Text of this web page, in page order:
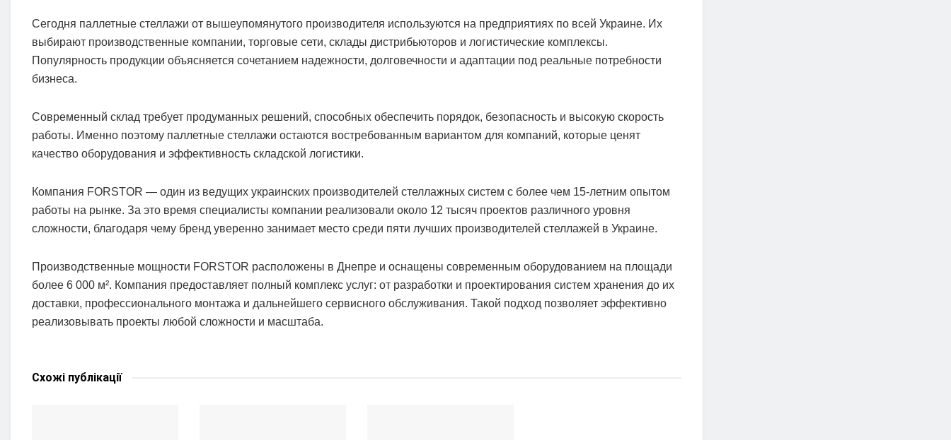
Сегодня паллетные стеллажи от вышеупомянутого производителя используются на предприятиях по всей Украине. Их
выбирают производственные компании, торговые сети, склады дистрибьюторов и логистические комплексы.
Популярность продукции объясняется сочетанием надежности, долговечности и адаптации под реальные потребности
бизнеса.
Современный склад требует продуманных решений, способных обеспечить порядок, безопасность и высокую скорость
работы. Именно поэтому паллетные стеллажи остаются востребованным вариантом для компаний, которые ценят
качество оборудования и эффективность складской логистики.
Компания FORSTOR — один из ведущих украинских производителей стеллажных систем с более чем 15-летним опытом
работы на рынке. За это время специалисты компании реализовали около 12 тысяч проектов различного уровня
сложности, благодаря чему бренд уверенно занимает место среди пяти лучших производителей стеллажей в Украине.
Производственные мощности FORSTOR расположены в Днепре и оснащены современным оборудованием на площади
более 6 000 м². Компания предоставляет полный комплекс услуг: от разработки и проектирования систем хранения до их
доставки, профессионального монтажа и дальнейшего сервисного обслуживания. Такой подход позволяет эффективно
реализовывать проекты любой сложности и масштаба.
Схожі публікації